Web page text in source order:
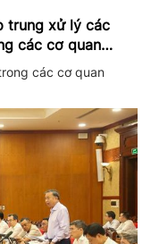
trung xử lý các
các cơ quan
các cơ quan